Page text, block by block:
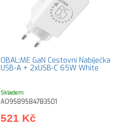
OBAL:ME GaN Cestovní Nabíječka
USB-A + 2xUSB-C 65W White
Skladem
AO9589584783501
521 Kč